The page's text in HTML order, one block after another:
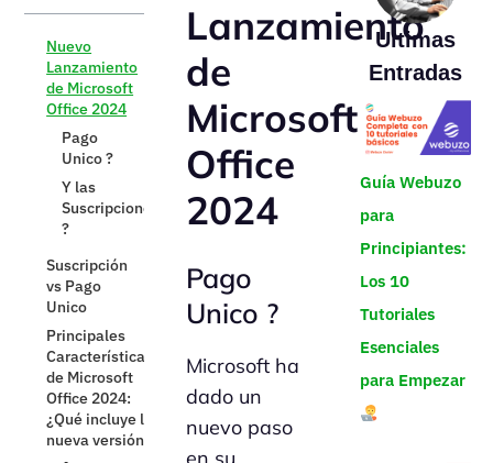
Nuevo
Lanzamiento
de Microsoft
Office 2024
Pago
Unico ?
Y las
Suscripciones
?
Suscripción
vs Pago
Unico
Principales
Características
de Microsoft
Office 2024:
¿Qué incluye la
nueva versión?
Lanzamiento
de
Microsoft
Office
2024
Pago
Unico ?
Microsoft ha
dado un
nuevo paso
Ultimas
Entradas
Guía Webuzo
para
Principiantes:
Los 10
Tutoriales
Esenciales
para Empezar